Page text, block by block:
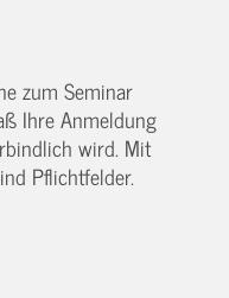
zum Seminar
Ihre Anmeldung
wird. Mit
Pflichtfelder.